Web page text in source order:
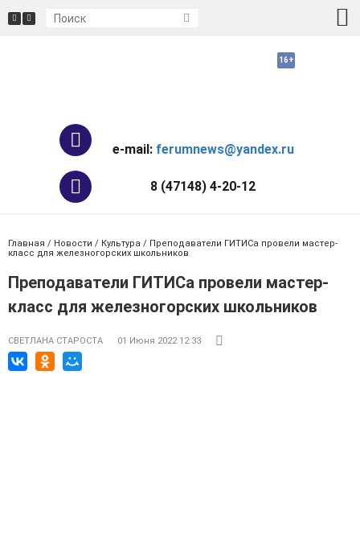
e-mail: ferumnews@yandex.ru
8 (47148) 4-20-12
Главная / Новости / Культура / Преподаватели ГИТИСа провели мастер-
класс для железногорских школьников
Преподаватели ГИТИСа провели мастер-
класс для железногорских школьников
СВЕТЛАНА СТАРОСТА 01 Июня 2022 12:33